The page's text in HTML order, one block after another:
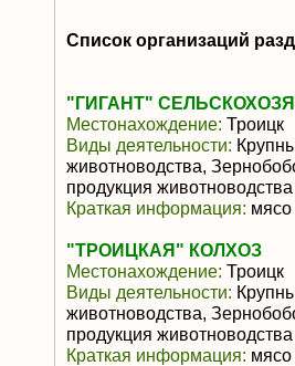
Список организаций
"ГИГАНТ"
Местонахождение: Троицк
Виды деятельности:
животноводства,
продукция животноводства
Краткая информация: мясо
"ТРОИЦКАЯ" КОЛХОЗ
Местонахождение: Троицк
Виды деятельности:
животноводства,
продукция животноводства
Краткая информация: мясо